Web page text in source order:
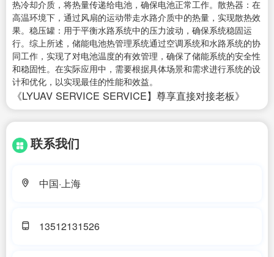
热冷却介质，将热量传递给电池，确保电池正常工作。散热器：在
高温环境下，通过风扇的运动带走水路介质中的热量，实现散热效
果。稳压罐：用于平衡水路系统中的压力波动，确保系统稳固运
行。综上所述，储能电池热管理系统通过空调系统和水路系统的协
同工作，实现了对电池温度的有效管理，确保了储能系统的安全性
和稳固性。在实际应用中，需要根据具体场景和需求进行系统的设
计和优化，以实现最佳的性能和效益。
《LYUAV SERVICE SERVICE】尊享直接对接老板》
联系我们
中国·上海
13512131526